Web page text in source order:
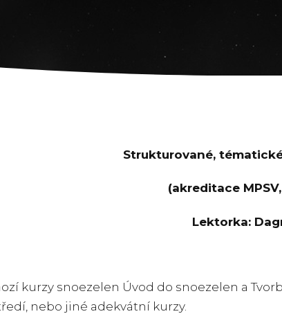
Strukturované,
(akreditace
Lektorka:
kurzy snoezelen Úvod do snoezelen a
nebo jiné adekvátní kurzy.